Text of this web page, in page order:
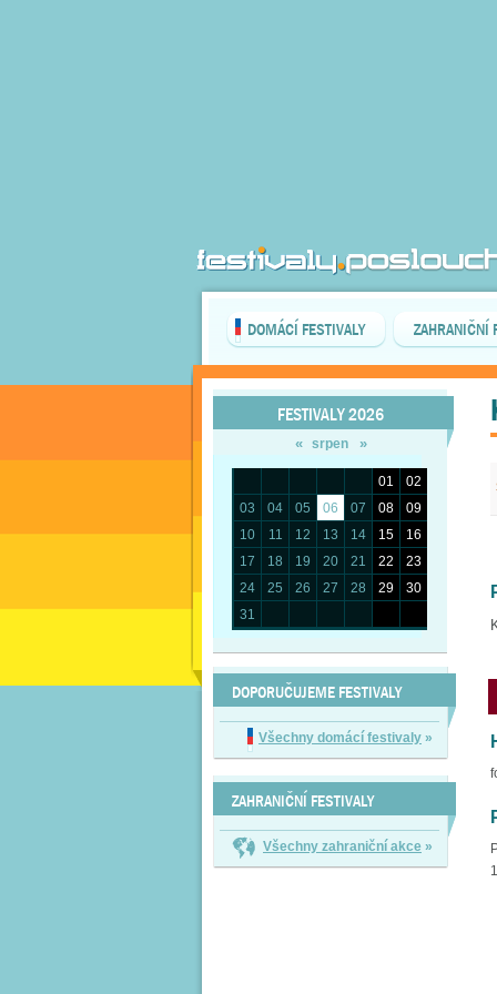
DOMÁCÍ FESTIVALY ZAHRANIČNÍ
FESTIVALY 2026
« srpen »
01
02
03
04 05 06 07 08
09
10
11 12 13 14 15
16
17
18 19 20 21 22
23
24
25 26 27 28 29
30
31
DOPORUČUJEME FESTIVALY
Všechny domácí festivaly »
ZAHRANIČNÍ FESTIVALY
Všechny zahraniční akce »